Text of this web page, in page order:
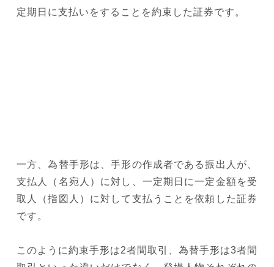
定期日に支払いをすることを約束した証券です。
一方、為替手形は、手形の作成者である振出人が、
支払人（名宛人）に対し、一定期日に一定金額を受
取人（指図人）に対して支払うことを依頼した証券
です。
このように約束手形は2者間取引、為替手形は3者間